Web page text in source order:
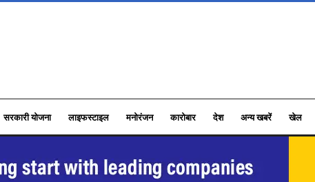
सरकारी योजना लाइफस्टाइल मनोरंजन कारोबार देश अन्य खबरें खेल